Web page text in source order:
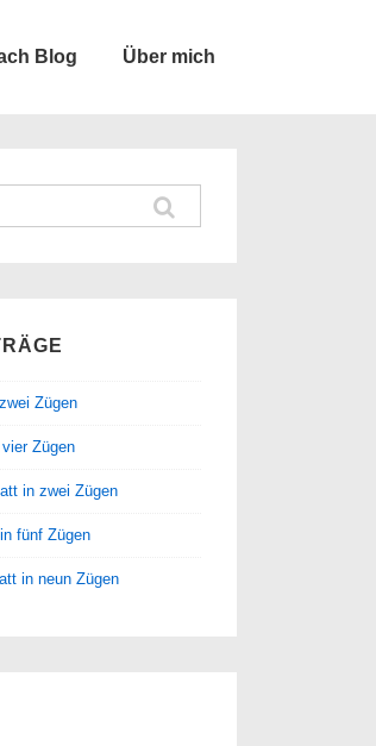
Blog Über mich
Zügen
Zügen
in zwei Zügen
fünf Zügen
in neun Zügen